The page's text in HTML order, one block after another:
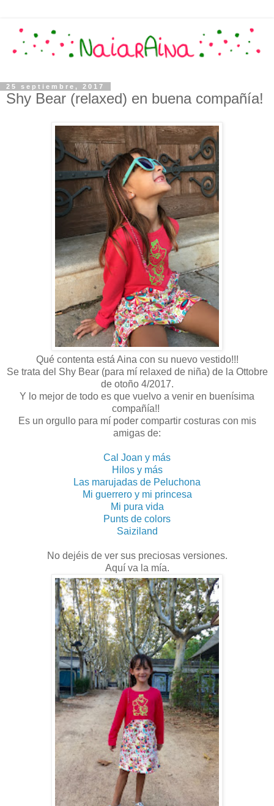
25 septiembre, 2017
Shy Bear (relaxed) en buena compañía!
Qué contenta está Aina con su nuevo vestido!!!
Se trata del Shy Bear (para mí relaxed de niña) de la Ottobre
de otoño 4/2017.
Y lo mejor de todo es que vuelvo a venir en buenísima
compañía!!
Es un orgullo para mí poder compartir costuras con mis
amigas de:
Cal Joan y más
Hilos y más
Las marujadas de Peluchona
Mi guerrero y mi princesa
Mi pura vida
Punts de colors
Saiziland
No dejéis de ver sus preciosas versiones.
Aquí va la mía.